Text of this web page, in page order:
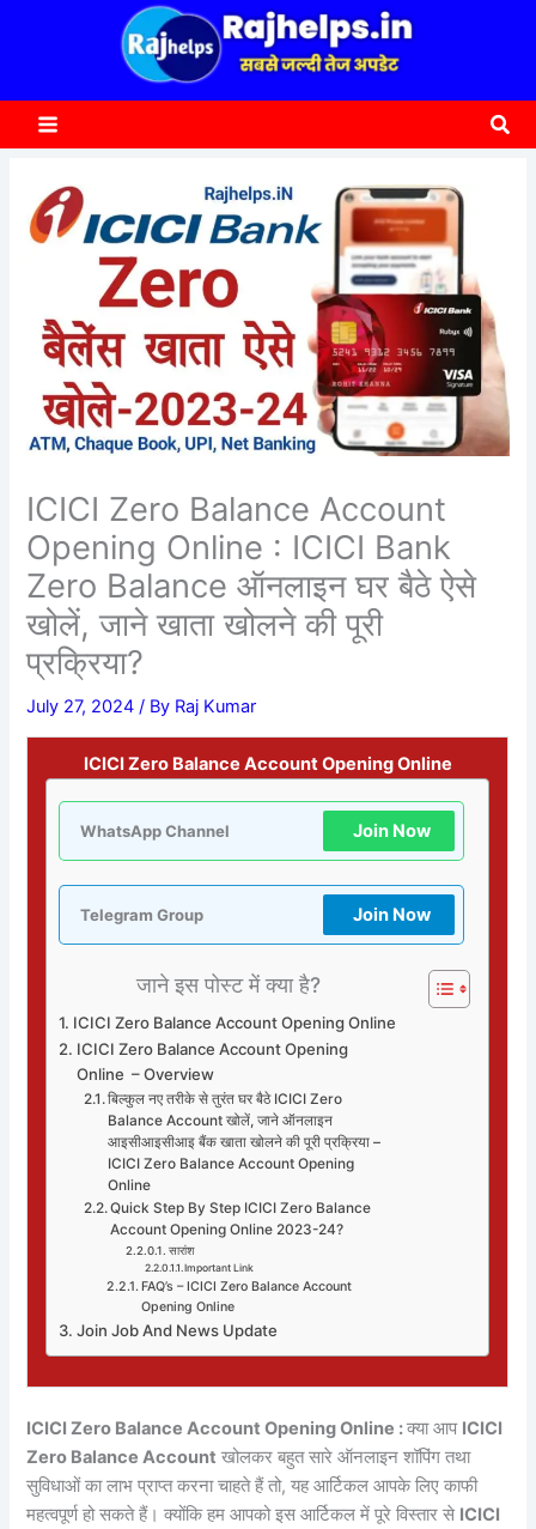
ICICI Zero Balance Account
Opening Online : ICICI Bank
Zero Balance ऑनलाइन घर बैठे ऐसे
खोलें, जाने खाता खोलने की पूरी
प्रक्रिया?
July 27, 2024/ By Raj Kumar
ICICI Zero Balance Account Opening Online
WhatsApp Channel Join Now
Telegram Group Join Now
जाने इस पोस्ट में क्या है?
ICICI Zero Balance Account Opening Online
ICICI Zero Balance Account Opening
Online – Overview
बिल्कुल नए तरीके से तुरंत घर बैठे ICICI Zero
Balance Account खोलें, जाने ऑनलाइन
आइसीआइसीआइ बैंक खाता खोलने की पूरी प्रक्रिया –
ICICI Zero Balance Account Opening
Online
Quick Step By Step ICICI Zero Balance
Account Opening Online 2023-24?
सारांश
Important Link
FAQ’s – ICICI Zero Balance Account
Opening Online
Join Job And News Update
ICICI Zero Balance Account Opening Online :क्या आप ICICI
Zero Balance Account खोलकर बहुत सारे ऑनलाइन शॉपिंग तथा
सुविधाओं का लाभ प्राप्त करना चाहते हैं तो, यह आर्टिकल आपके लिए काफी
महत्वपूर्ण हो सकते हैं। क्योंकि हम आपको इस आर्टिकल में पूरे विस्तार से ICICI
c